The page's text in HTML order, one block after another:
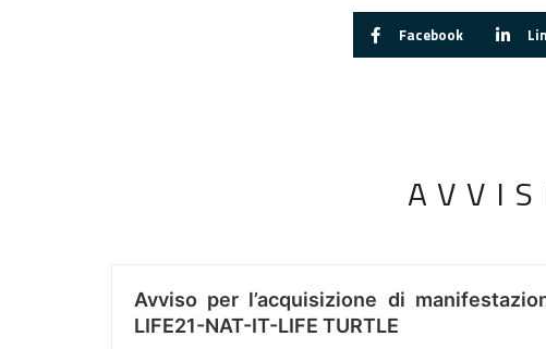
Facebook
Avviso per l’acquisizione di
LIFE21-NAT-IT-LIFE TURTLE